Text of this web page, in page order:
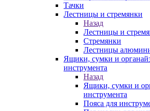
Тачки
Лестницы и стремянки
Назад
Лестницы и
Стремянки
Лестницы
Ящики, сумки и
инструмента
Назад
Ящики, сумки и
инструмента
Пояса для